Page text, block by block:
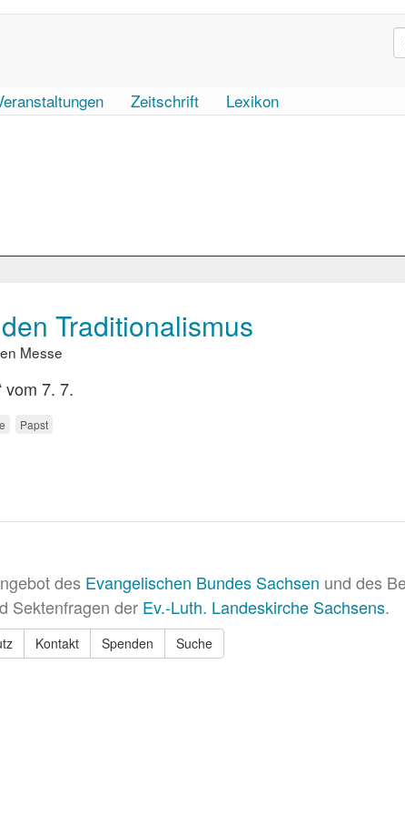
Zeitschrift Lexikon
Traditionalismus
Messe
vom 7. 7.
Papst
des Evangelischen Bundes Sachsen und des
Sektenfragen der Ev.-Luth. Landeskirche Sachsens.
Kontakt Spenden Suche